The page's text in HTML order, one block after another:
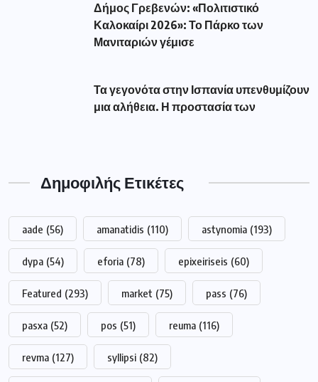
Δήμος Γρεβενών: «Πολιτιστικό
Καλοκαίρι 2026»: Το Πάρκο των
Μανιταριών γέμισε
Τα γεγονότα στην Ισπανία υπενθυμίζουν
μια αλήθεια. Η προστασία των
Δημοφιλής Ετικέτες
aade (56) amanatidis (110) astynomia (193)
dypa (54) eforia (78) epixeiriseis (60)
Featured (293) market (75) pass (76)
pasxa (52) pos (51) reuma (116)
revma (127) syllipsi (82)